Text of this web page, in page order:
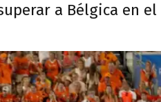
a Bélgica en